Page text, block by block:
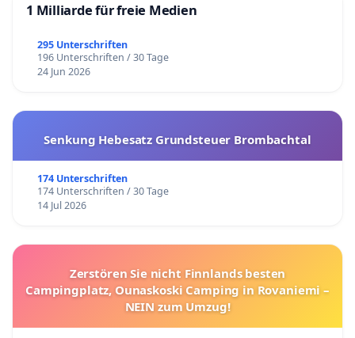
1 Milliarde für freie Medien
295 Unterschriften
196 Unterschriften / 30 Tage
24 Jun 2026
Senkung Hebesatz Grundsteuer Brombachtal
174 Unterschriften
174 Unterschriften / 30 Tage
14 Jul 2026
Zerstören Sie nicht Finnlands besten
Campingplatz, Ounaskoski Camping in Rovaniemi –
NEIN zum Umzug!